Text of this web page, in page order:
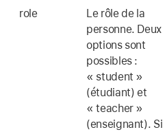
role
Le rôle de la
personne. Deux
options sont
possibles :
« student »
(étudiant) et
« teacher »
(enseignant). Si